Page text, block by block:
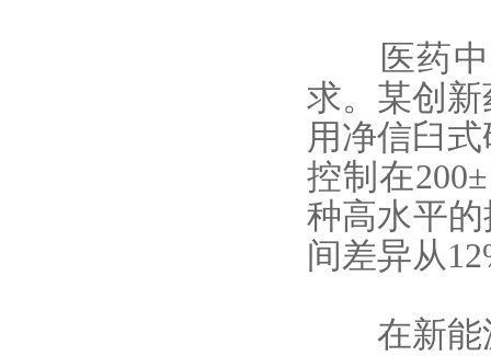
医药中
求。某创
用净信臼
控制在
种高水平
间差异从
在新能源